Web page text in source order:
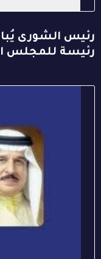
رئيس الشورى
رئيسة للمجلس